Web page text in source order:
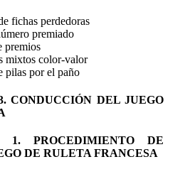
fichas perdedoras
premiado
premios
mixtos color-valor
pilas por el paño
CONDUCCIÓN DEL JUEGO
1. PROCEDIMIENTO DE
DE RULETA FRANCESA